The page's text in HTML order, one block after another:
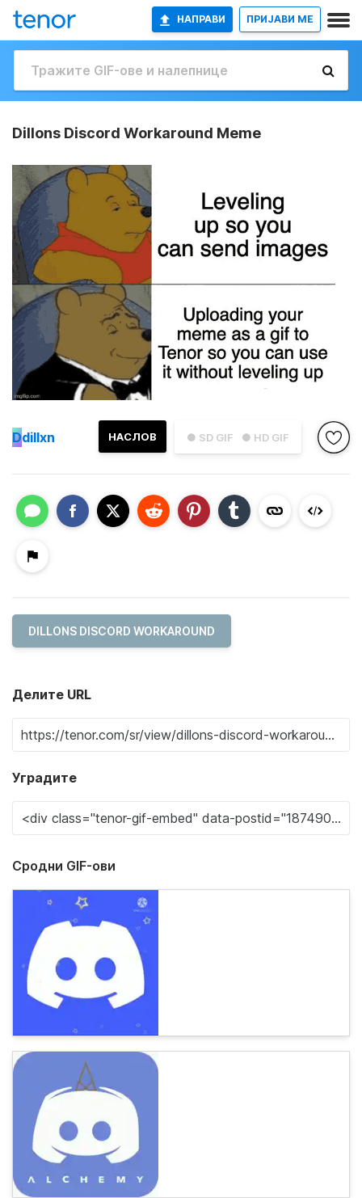
НАПРАВИ ПРИЈАВИ МЕ
Dillons Discord Workaround Meme
● SD GIF ● HD GIF
НАСЛОВ
Ddillxn
DILLONS DISCORD WORKAROUND
Делите URL
Уградите
Сродни GIF-ови